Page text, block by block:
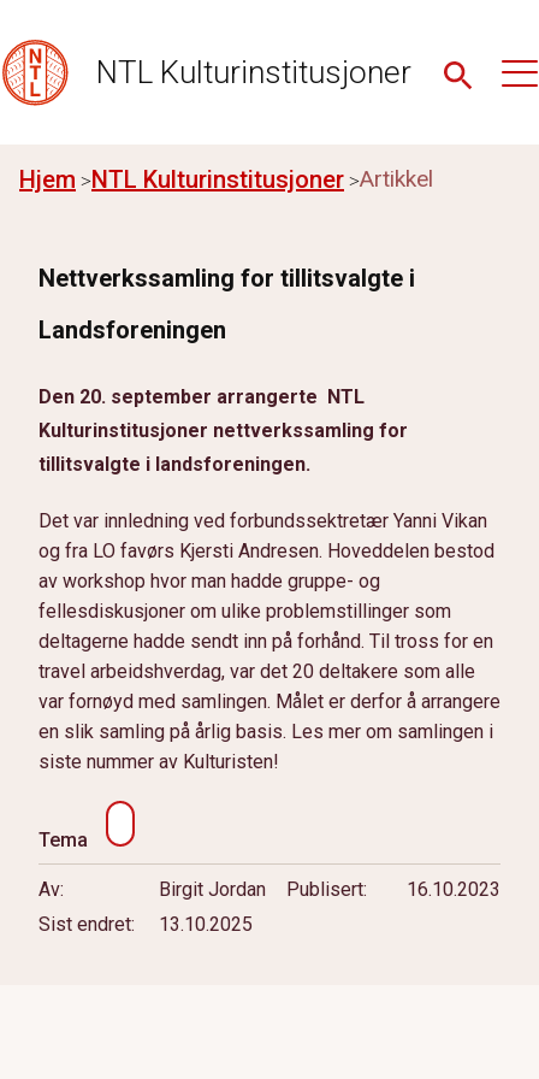
NTL Kulturinstitusjoner
Hjem NTL Kulturinstitusjoner Artikkel
Nettverkssamling for tillitsvalgte i
Landsforeningen
Den 20. september arrangerte NTL
Kulturinstitusjoner nettverkssamling for
tillitsvalgte i landsforeningen.
Det var innledning ved forbundssektretær Yanni Vikan
og fra LO favørs Kjersti Andresen. Hoveddelen bestod
av workshop hvor man hadde gruppe- og
fellesdiskusjoner om ulike problemstillinger som
deltagerne hadde sendt inn på forhånd. Til tross for en
travel arbeidshverdag, var det 20 deltakere som alle
var fornøyd med samlingen. Målet er derfor å arrangere
en slik samling på årlig basis. Les mer om samlingen i
siste nummer av Kulturisten!
Tema
Av Birgit Jordan Publisert
16.10.2023
Sist endret
13.10.2025